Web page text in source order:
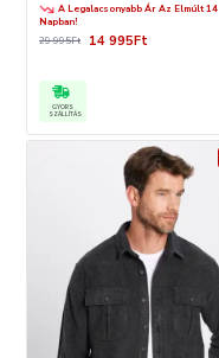
A Legalacsonyabb Ár Az Elmúlt 14
Napban!
14 995Ft
29 995Ft
GYORS
SZÁLLÍTÁS